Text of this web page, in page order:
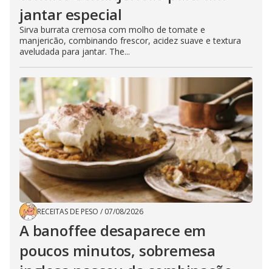
jantar especial
Sirva burrata cremosa com molho de tomate e
manjericão, combinando frescor, acidez suave e textura
aveludada para jantar. The...
RECEITAS DE PESO / 07/08/2026
A banoffee desaparece em
poucos minutos, sobremesa